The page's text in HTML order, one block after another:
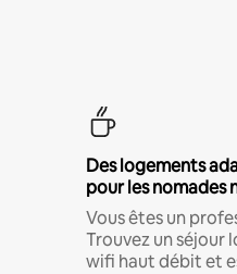
Des logements
pour les nomades
Vous êtes un
Trouvez un séjour
wifi haut débit et